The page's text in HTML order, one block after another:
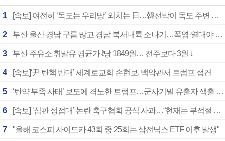
1 [속보] 여전히 ‘독도는 우리땅’ 외치는 日…韓선박이 독도 주변 해양조사 활동하자 반발
2 부산 울산 경남 구름 많고 경남 북서내륙 소나기…폭염·열대야 계속
3 부산 주유소 휘발유 평균가 ℓ당 1849원… 전주보다 3원 ↓
4 [속보]‘尹 탄핵 반대’ 세계로교회 손현보, 백악관서 트럼프 접견
5 ‘탄약 부족 사태’ 보도에 격노한 트럼프…군사기밀 유출자 색출 지시
6 [속보] ‘심판 성접대’ 논란 축구협회 공식 사과…“현재는 부적절 행위 없어”
7 "올해 코스피 사이드카 43회 중 25회는 삼전닉스 ETF 이후 발생"